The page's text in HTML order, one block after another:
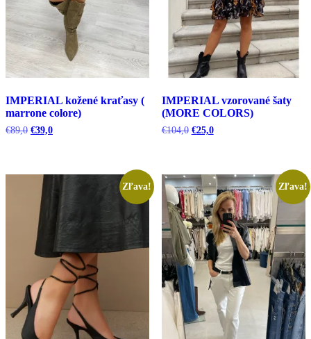
IMPERIAL kožené kraťasy (
marrone colore)
€89,0 Pôvodná
€39,0Aktuálna
IMPERIAL vzorované šaty
(MORE COLORS)
€104,0 Pôvodná
€25,0Aktuálna
Zľava! Zľava!